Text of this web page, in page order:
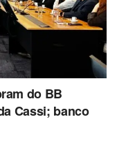
do BB
Cassi; banco